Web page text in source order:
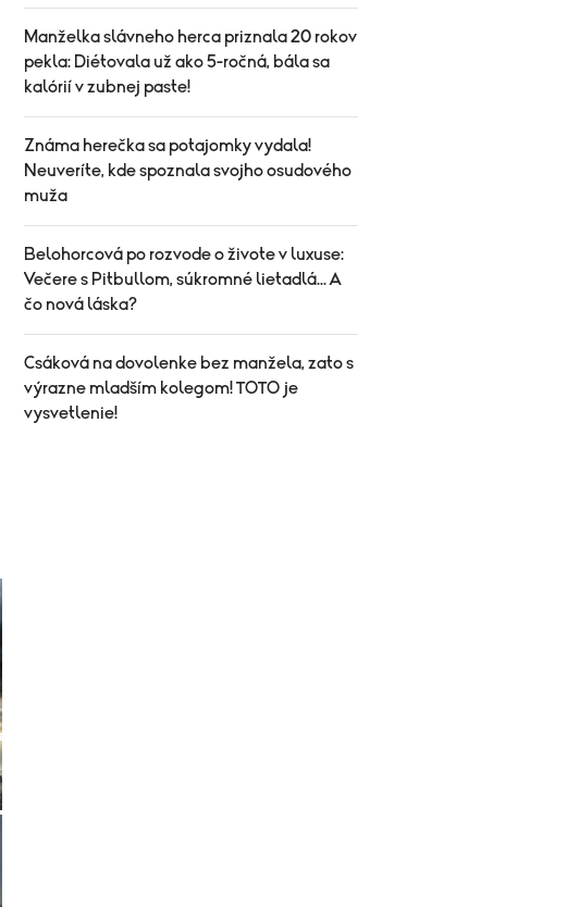
Manželka slávneho herca priznala 20 rokov
pekla: Diétovala už ako 5-ročná, bála sa
kalórií v zubnej paste!
Známa herečka sa potajomky vydala!
Neuveríte, kde spoznala svojho osudového
muža
Belohorcová po rozvode o živote v luxuse:
Večere s Pitbullom, súkromné lietadlá... A
čo nová láska?
Csáková na dovolenke bez manžela, zato s
výrazne mladším kolegom! TOTO je
vysvetlenie!